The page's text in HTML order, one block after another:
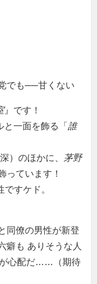
でも──甘くない
』です！
と一面を飾る「誰
）のほかに、
茅野
っています！
すケド。
同僚の男性が新登
癖も ありそうな人
心配だ……（期待